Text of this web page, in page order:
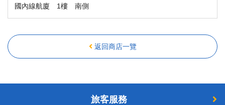
國內線航廈 1樓 南側
返回商店一覽
旅客服務